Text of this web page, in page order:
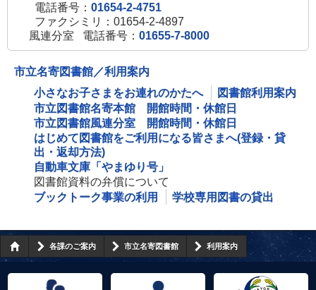
電話番号： 01654-2-4751
ファクシミリ：01654-2-4897
風連分室
電話番号： 01655-7-8000
市立名寄図書館／利用案内
小さなお子さまをお連れのかたへ
図書館利用案内
市立図書館名寄本館 開館時間・休館日
市立図書館風連分室 開館時間・休館日
はじめて図書館をご利用になる皆さまへ(登録・貸
出・返却方法)
自動車文庫「やまゆり号」
図書館資料の弁償について
ブックトーク事業の利用
学校専用図書の貸出
各課のご案内 市立名寄図書館 利用案内